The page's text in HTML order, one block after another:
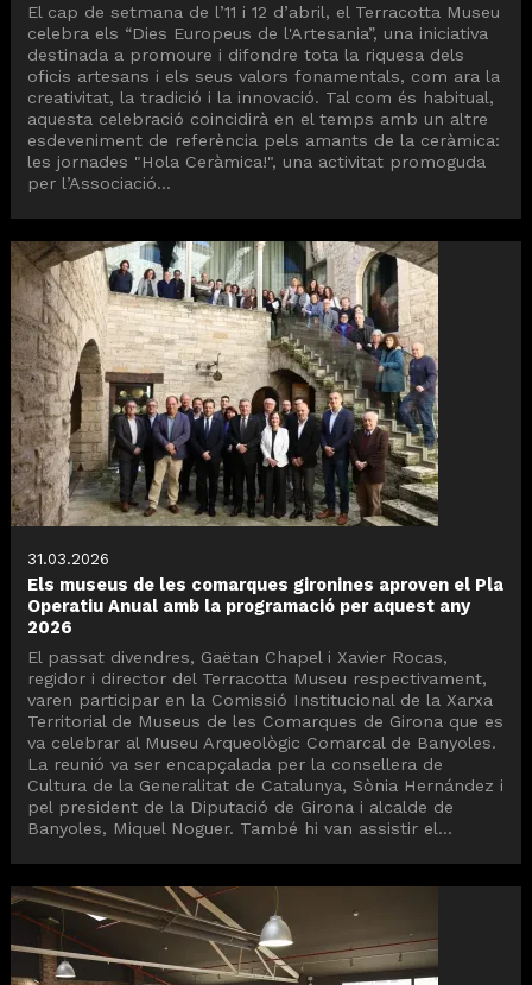
El cap de setmana de l’11 i 12 d’abril, el Terracotta Museu
celebra els “Dies Europeus de l'Artesania”, una iniciativa
destinada a promoure i difondre tota la riquesa dels
oficis artesans i els seus valors fonamentals, com ara la
creativitat, la tradició i la innovació. Tal com és habitual,
aquesta celebració coincidirà en el temps amb un altre
esdeveniment de referència pels amants de la ceràmica:
les jornades "Hola Ceràmica!", una activitat promoguda
per l’Associació...
31.03.2026
Els museus de les comarques gironines aproven el Pla
Operatiu Anual amb la programació per aquest any
2026
El passat divendres, Gaëtan Chapel i Xavier Rocas,
regidor i director del Terracotta Museu respectivament,
varen participar en la Comissió Institucional de la Xarxa
Territorial de Museus de les Comarques de Girona que es
va celebrar al Museu Arqueològic Comarcal de Banyoles.
La reunió va ser encapçalada per la consellera de
Cultura de la Generalitat de Catalunya, Sònia Hernández i
pel president de la Diputació de Girona i alcalde de
Banyoles, Miquel Noguer. També hi van assistir el...